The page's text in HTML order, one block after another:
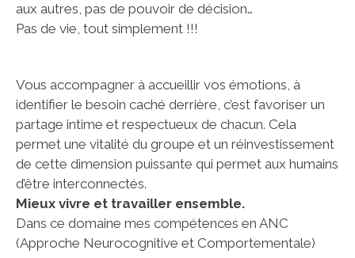
aux autres, pas de pouvoir de décision…
Pas de vie, tout simplement !!!
Vous accompagner à accueillir vos émotions, à
identifier le besoin caché derrière, c’est favoriser un
partage intime et respectueux de chacun. Cela
permet une vitalité du groupe et un réinvestissement
de cette dimension puissante qui permet aux humains
d’être interconnectés.
Mieux vivre et travailler ensemble.
Dans ce domaine mes compétences en ANC
(Approche Neurocognitive et Comportementale)